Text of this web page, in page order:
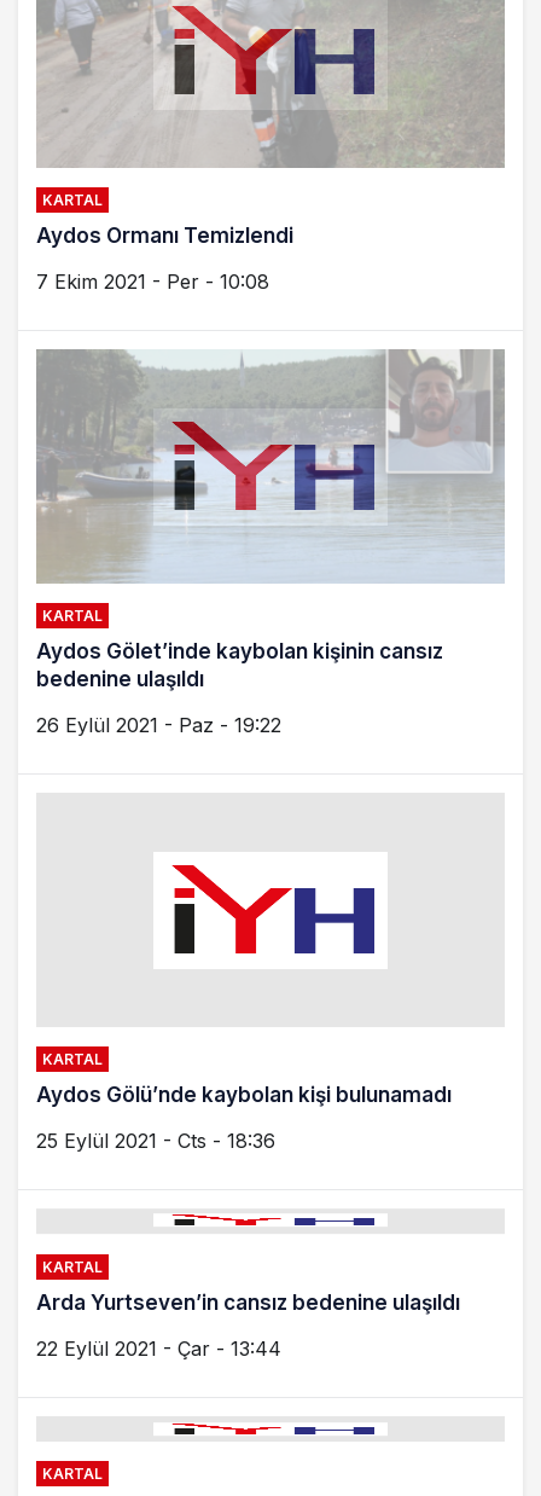
KARTAL
Aydos Ormanı Temizlendi
7 Ekim 2021 - Per - 10:08
KARTAL
Aydos Gölet’inde kaybolan kişinin cansız
bedenine ulaşıldı
26 Eylül 2021 - Paz - 19:22
KARTAL
Aydos Gölü’nde kaybolan kişi bulunamadı
25 Eylül 2021 - Cts - 18:36
KARTAL
Arda Yurtseven’in cansız bedenine ulaşıldı
22 Eylül 2021 - Çar - 13:44
KARTAL